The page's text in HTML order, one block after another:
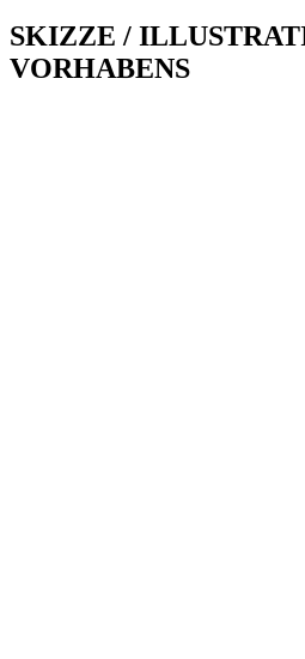
SKIZZE /
VORHABENS